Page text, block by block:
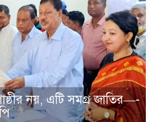
নয়, এটি সমগ্র জাতির—-